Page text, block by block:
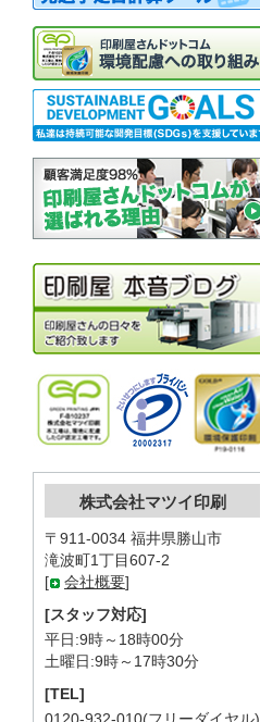
株式会社マツイ印刷
〒911-0034 福井県勝山市
滝波町1丁目607-2
[
会社概要]
[スタッフ対応]
平日:9時～18時00分
土曜日:9時～17時30分
[TEL]